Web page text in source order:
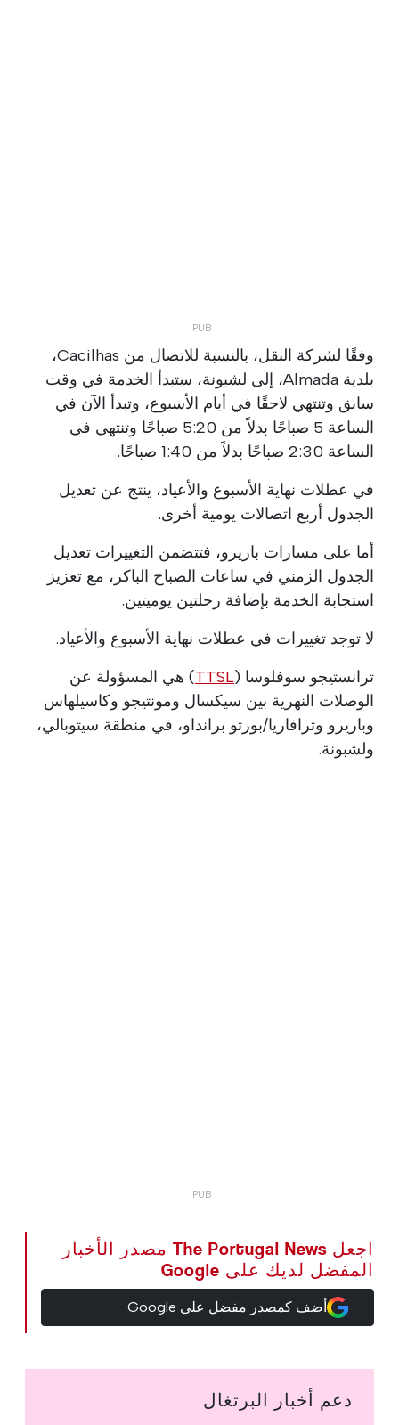
وفقًا لشركة النقل، بالنسبة للاتصال من Cacilhas،
بلدية Almada، إلى لشبونة، ستبدأ الخدمة في وقت
سابق وتنتهي لاحقًا في أيام الأسبوع، وتبدأ الآن في
الساعة 5 صباحًا بدلاً من 5:20 صباحًا وتنتهي في
الساعة 2:30 صباحًا بدلاً من 1:40 صباحًا.
في عطلات نهاية الأسبوع والأعياد، ينتج عن تعديل
الجدول أربع اتصالات يومية أخرى.
أما على مسارات باريرو، فتتضمن التغييرات تعديل
الجدول الزمني في ساعات الصباح الباكر، مع تعزيز
استجابة الخدمة بإضافة رحلتين يوميتين.
لا توجد تغييرات في عطلات نهاية الأسبوع والأعياد.
ترانستيجو سوفلوسا (TTSL) هي المسؤولة عن
الوصلات النهرية بين سيكسال ومونتيجو وكاسيلهاس
وباريرو وترافاريا/بورتو برانداو، في منطقة سيتوبالي،
ولشبونة.
اجعل The Portugal News مصدر الأخبار
المفضل لديك على Google
أضف كمصدر مفضل على Google
دعم أخبار البرتغال